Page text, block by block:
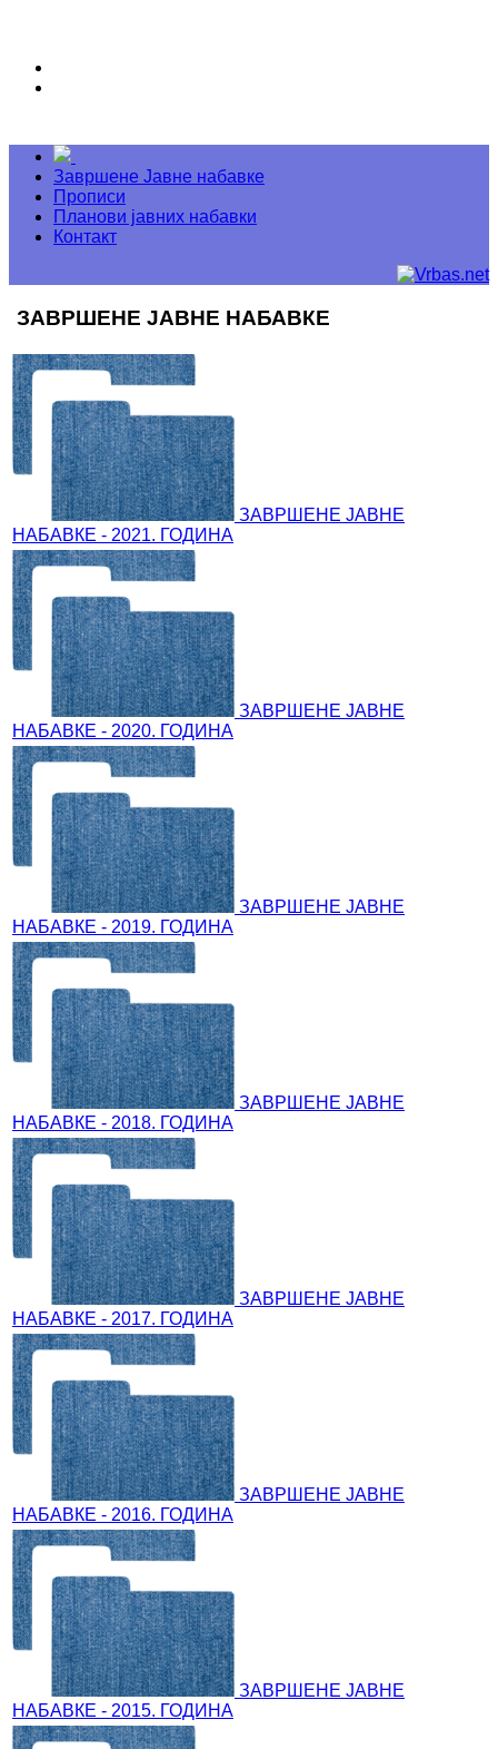
Завршене Јавне набавке
Прописи
Планови јавних набавки
Контакт
ЗАВРШЕНЕ ЈАВНЕ НАБАВКЕ
ЗАВРШЕНЕ ЈАВНЕ
НАБАВКЕ - 2021. ГОДИНА
ЗАВРШЕНЕ ЈАВНЕ
НАБАВКЕ - 2020. ГОДИНА
ЗАВРШЕНЕ ЈАВНЕ
НАБАВКЕ - 2019. ГОДИНА
ЗАВРШЕНЕ ЈАВНЕ
НАБАВКЕ - 2018. ГОДИНА
ЗАВРШЕНЕ ЈАВНЕ
НАБАВКЕ - 2017. ГОДИНА
ЗАВРШЕНЕ ЈАВНЕ
НАБАВКЕ - 2016. ГОДИНА
ЗАВРШЕНЕ ЈАВНЕ
НАБАВКЕ - 2015. ГОДИНА